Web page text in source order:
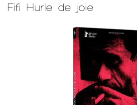
Fifi Hurle de joie